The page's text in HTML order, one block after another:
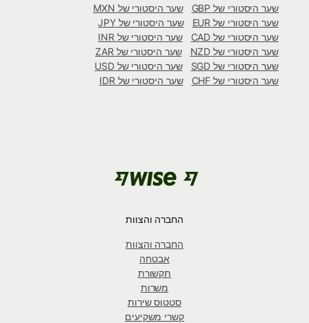
שער היסטורי של GBP
שער היסטורי של MXN
שער היסטורי של EUR
שער היסטורי של JPY
שער היסטורי של CAD
שער היסטורי של INR
שער היסטורי של NZD
שער היסטורי של ZAR
שער היסטורי של SGD
שער היסטורי של USD
שער היסטורי של CHF
שער היסטורי של IDR
החברה והצוות
החברה והצוות
אבטחה
תקשורת
משרות
סטטוס שירות
קשרי משקיעים